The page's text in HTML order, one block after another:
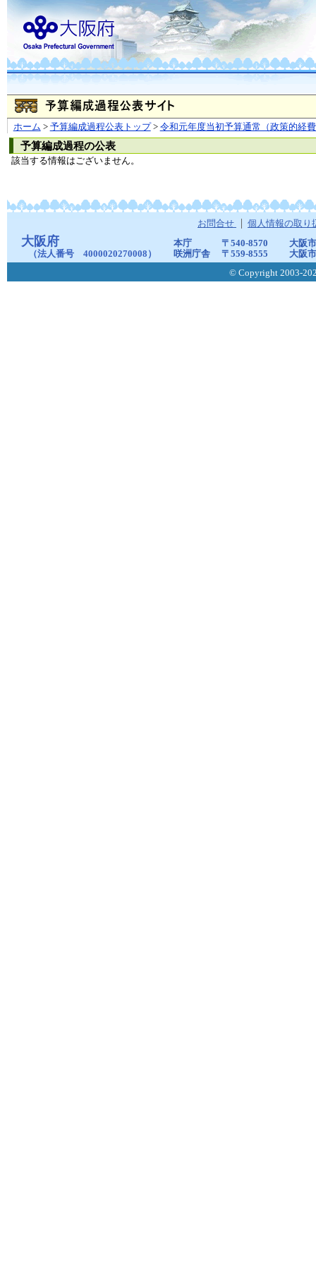
ホーム > 予算編成過程公表トップ> 令和元年度当初予算通常（政策的経
予算編成過程の公表
該当する情報はございません。
お問合せ 個人情報の取り
大阪府
（法人番号 4000020270008）
本庁 〒540-8570
大阪
咲洲庁舎
〒559-8555
大阪
© Copyright 2003-